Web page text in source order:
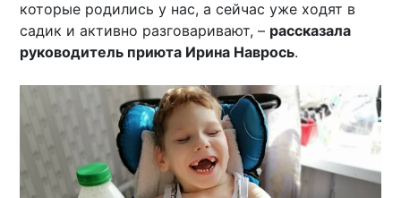
которые родились у нас, а сейчас уже ходят в
садик и активно разговаривают, – рассказала
руководитель приюта Ирина Наврось.